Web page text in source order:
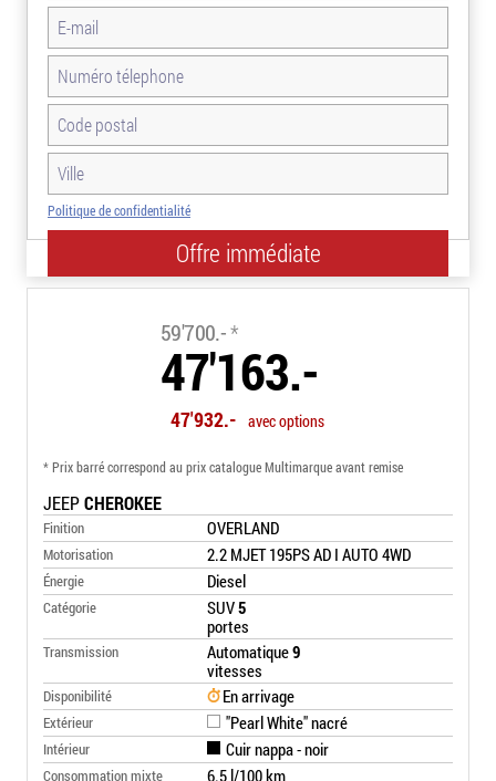
Politique de confidentialité
59'700.-*
47'163.-
47'932.- avec options
* Prix barré correspond au prix catalogue Multimarque avant remise
JEEPCHEROKEE
Finition OVERLAND
Motorisation 2.2 MJET 195PS AD I AUTO 4WD
Énergie Diesel
Catégorie SUV5
portes
Transmission Automatique9
vitesses
Disponibilité En arrivage
Extérieur "Pearl White" nacré
Intérieur Cuir nappa - noir
Consommation mixte 6.5 l/100 km